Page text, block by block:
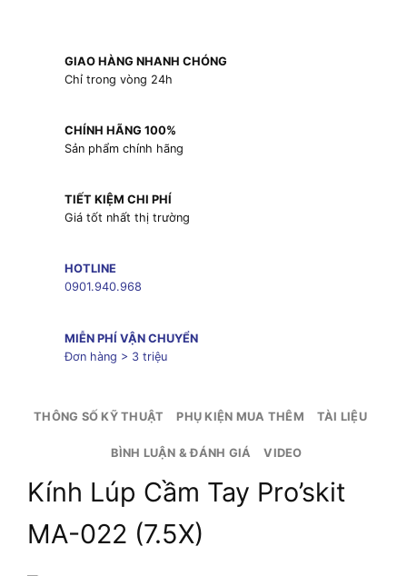
GIAO HÀNG NHANH CHÓNG
Chỉ trong vòng 24h
CHÍNH HÃNG 100%
Sản phẩm chính hãng
TIẾT KIỆM CHI PHÍ
Giá tốt nhất thị trường
HOTLINE
0901.940.968
MIỄN PHÍ VẬN CHUYỂN
Đơn hàng > 3 triệu
THÔNG SỐ KỸ THUẬT PHỤ KIỆN MUA THÊM TÀI LIỆU
BÌNH LUẬN & ĐÁNH GIÁ VIDEO
Kính Lúp Cầm Tay Pro’skit
MA-022 (7.5X)